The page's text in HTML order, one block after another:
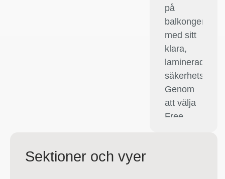
på
balkongen
med sitt
klara,
laminerade
säkerhetsglas.
Genom
att välja
Free
Sektioner och vyer